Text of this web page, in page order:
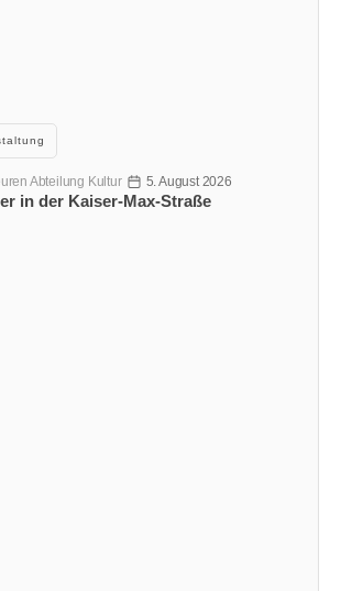
in der Kaiser-Max-Straße
Abteilung Kultur Veröffentlichungsdatum
5. August 2026